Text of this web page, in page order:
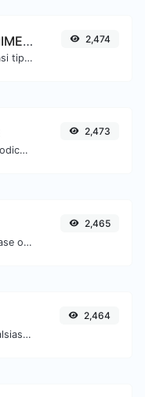
Controllo del tipo MIME del file
Ottieni dettagli di qualsiasi tipo di file, come il tipo mime o la data dell'ultima modifica.
2,474
Carica un'immagine del codice QR ed estrai i dati da essa.
2,473
Inverti le lettere in una frase o paragrafo con facilità.
2,465
Analizza i dettagli da qualsiasi URL.
2,464